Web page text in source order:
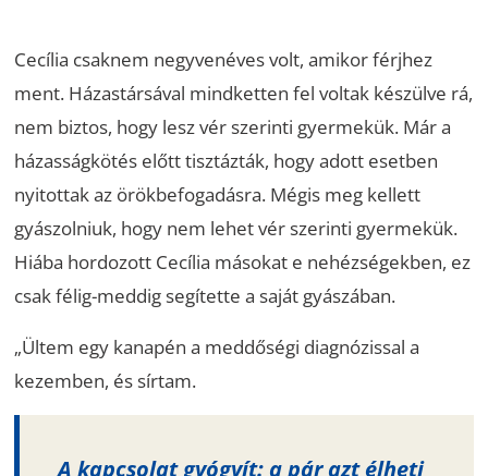
Cecília csaknem negyvenéves volt, amikor férjhez
ment. Házastársával mindketten fel voltak készülve rá,
nem biztos, hogy lesz vér szerinti gyermekük. Már a
házasságkötés előtt tisztázták, hogy adott esetben
nyitottak az örökbefogadásra. Mégis meg kellett
gyászolniuk, hogy nem lehet vér szerinti gyermekük.
Hiába hordozott Cecília másokat e nehézségekben, ez
csak félig-meddig segítette a saját gyászában.
„Ültem egy kanapén a meddőségi diagnózissal a
kezemben, és sírtam.
A kapcsolat gyógyít: a pár azt élheti